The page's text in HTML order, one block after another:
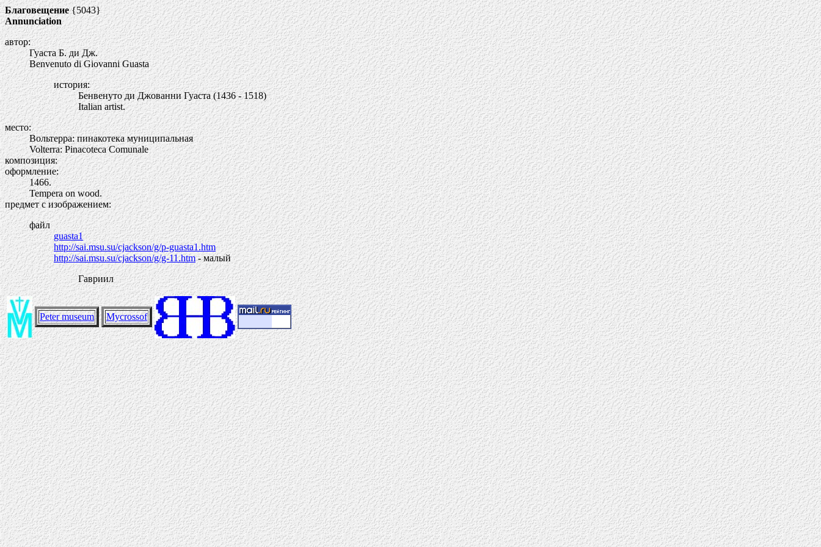
Благовещение{5043}
Annunciation
автор:
Гуаста Б. ди Дж.
Benvenuto di Giovanni Guasta
история:
Бенвенуто ди Джованни Гуаста (1436 - 1518)
Italian artist.
место:
Вольтерра: пинакотека муниципальная
Volterra: Pinacoteca Comunale
композиция:
оформление:
1466.
Tempera on wood.
предмет с изображением:
файл
guasta1
http://sai.msu.su/cjackson/g/p-guasta1.htm
http://sai.msu.su/cjackson/g/g-11.htm- малый
Гавриил
Peter museum Mycrossof